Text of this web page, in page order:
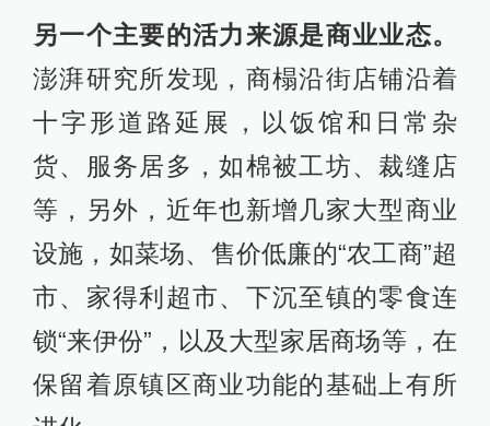
另一个主要的活力来源是商业业态。
澎湃研究所发现，商榻沿街店铺沿着
十字形道路延展，以饭馆和日常杂
货、服务居多，如棉被工坊、裁缝店
等，另外，近年也新增几家大型商业
设施，如菜场、售价低廉的“农工商”超
市、家得利超市、下沉至镇的零食连
锁“来伊份”，以及大型家居商场等，在
保留着原镇区商业功能的基础上有所